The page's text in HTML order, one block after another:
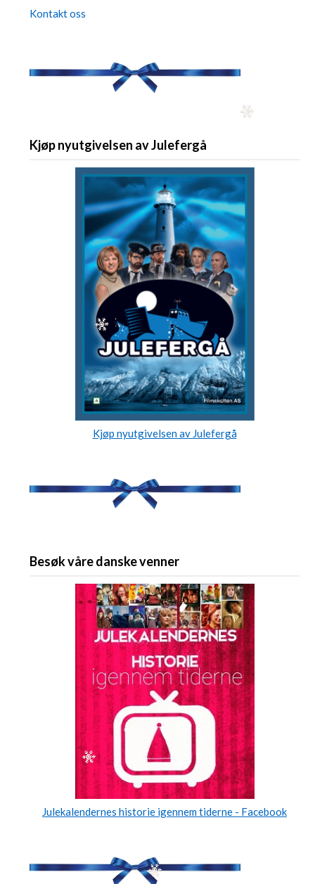
Kontakt oss
Kjøp nyutgivelsen av Julefergå
Kjøp nyutgivelsen av Julefergå
Besøk våre danske venner
Julekalendernes historie igennem tiderne - Facebook